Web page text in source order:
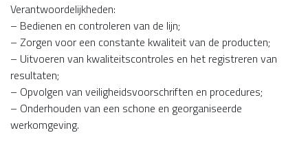
Verantwoordelijkheden:
– Bedienen en controleren van de lijn;
– Zorgen voor een constante kwaliteit van de producten;
– Uitvoeren van kwaliteitscontroles en het registreren van
resultaten;
– Opvolgen van veiligheidsvoorschriften en procedures;
– Onderhouden van een schone en georganiseerde
werkomgeving.